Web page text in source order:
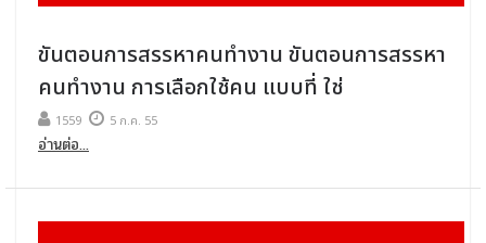
ขันตอนการสรรหาคนทำงาน ขันตอนการสรรหา
คนทำงาน การเลือกใช้คน แบบที่ ใช่
1559 5 ก.ค. 55
อ่านต่อ...